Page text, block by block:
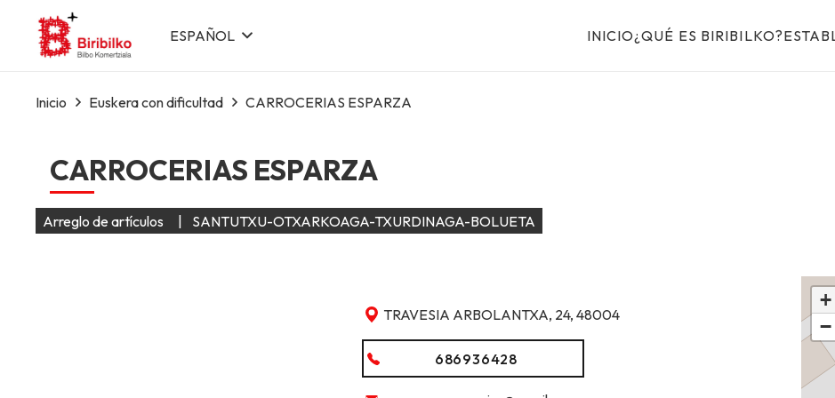
ESPAÑOL INICIO¿QUÉ ES BIRIBILKO?
Inicio Euskera con dificultad CARROCERIAS ESPARZA
CARROCERIAS ESPARZA
Arreglo de artículos | SANTUTXU-OTXARKOAGA-TXURDINAGA-BOLUETA
TRAVESIA ARBOLANTXA, 24, 48004
686936428
+
−